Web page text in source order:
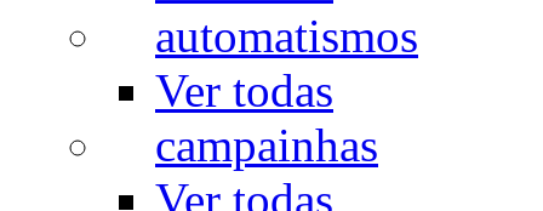
automatismos
Ver todas
campainhas
Ver todas